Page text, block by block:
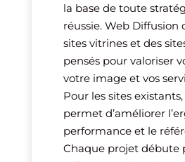
la base de toute
réussie. Web Diffusion
sites vitrines et des
pensés pour valoriser
votre image et vos
Pour les sites
permet d’améliorer
performance et le
Chaque projet débute